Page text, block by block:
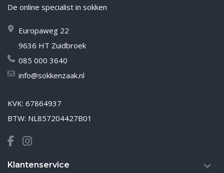
De online specialist in sokken
Europaweg 22
9636 HT Zuidbroek
085 000 3640
info@sokkenzaak.nl
KVK: 67864937
BTW: NL857204427B01
Klantenservice